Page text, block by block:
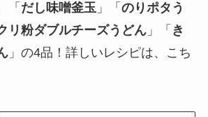
「 だし味噌釜玉」「 のりポタう
リ粉ダブルチーズうどん」「 き
」の4品！詳しいレシピは、こち